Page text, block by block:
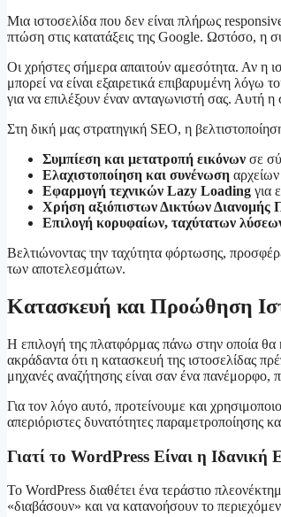
Μια ιστοσελίδα που δεν είναι πλήρως
πτώση στις κατατάξεις της Google. Ωστόσο, η
Οι χρήστες σήμερα απαιτούν αμεσότητα. Αν η
μπορεί να είναι εξαιρετικά επιβαρυμένη
για να επιλέξουν έναν ανταγωνιστή σας. Αυτή
Στη δική μας στρατηγική SEO, η
Συμπίεση και μετατροπή εικόνων σε
Ελαχιστοποίηση και συνένωση
Εφαρμογή τεχνικών Lazy Loading για
Χρήση αξιόπιστων Δικτύων Διανομής
Επιλογή κορυφαίων, ταχύτατων
Βελτιώνοντας την ταχύτητα φόρτωσης,
των αποτελεσμάτων.
Κατασκευή και Προώθηση
Η επιλογή της πλατφόρμας πάνω στην οποία θα
ακράδαντα ότι η κατασκευή της ιστοσελίδας
μηχανές αναζήτησης είναι σαν ένα πανέμορφο,
Για τον λόγο αυτό, προτείνουμε και
απεριόριστες δυνατότητες παραμετροποίησης
Γιατί το WordPress Είναι η Ιδανική
Το WordPress διαθέτει ένα τεράστιο
«διαβάσουν» και να κατανοήσουν το